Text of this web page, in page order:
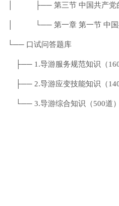
│ ├── 第三节 中国共产党的
│ └── 第一章 第一节 中国
└── 口试问答题库
├── 1.导游服务规范知识（
├── 2.导游应变技能知识（
└── 3.导游综合知识（500道